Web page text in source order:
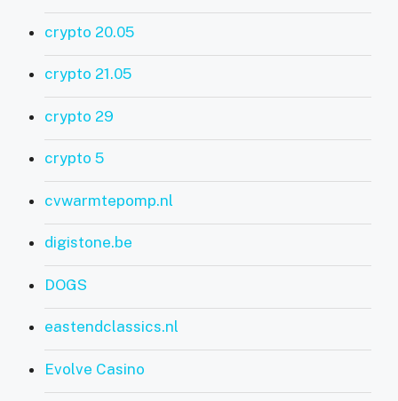
crypto 20.05
crypto 21.05
crypto 29
crypto 5
cvwarmtepomp.nl
digistone.be
DOGS
eastendclassics.nl
Evolve Casino